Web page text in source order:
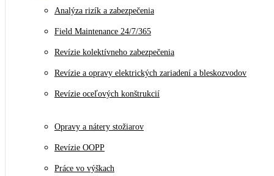
Analýza rizík a zabezpečenia
Field Maintenance 24/7/365
Revízie kolektívneho zabezpečenia
Revízie a opravy elektrických zariadení a bleskozvodov
Revízie oceľových konštrukcií
Opravy a nátery stožiarov
Revízie OOPP
Práce vo výškach